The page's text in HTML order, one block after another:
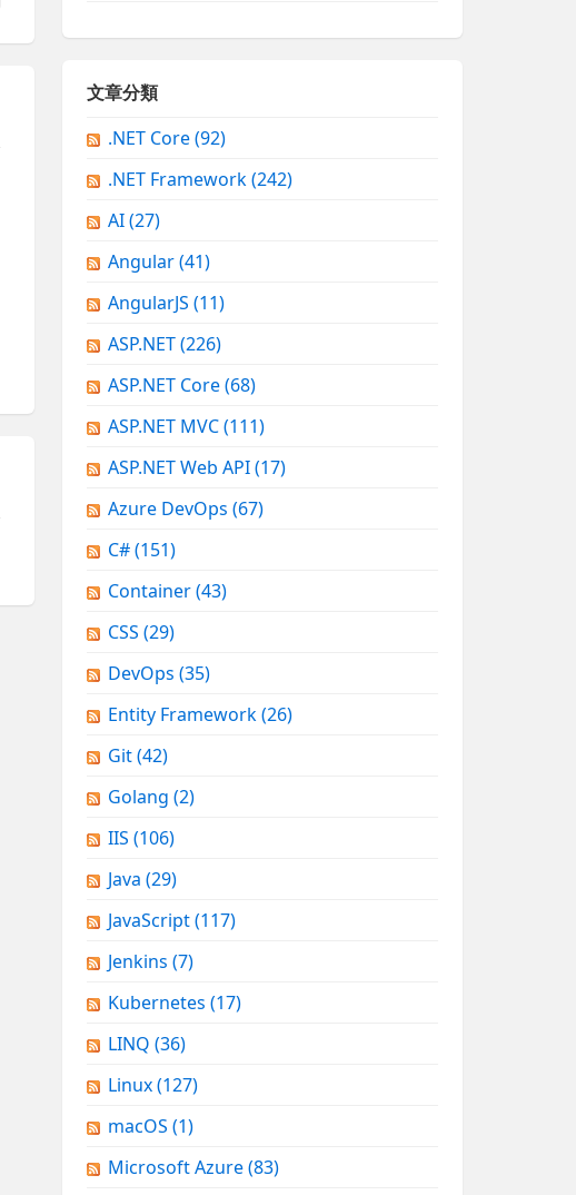
文章分類
.NET Core(92)
.NET Framework(242)
AI(27)
Angular(41)
AngularJS (11)
ASP.NET(226)
ASP.NET Core(68)
ASP.NET MVC(111)
ASP.NET Web API(17)
Azure DevOps (67)
C#(151)
Container(43)
CSS (29)
DevOps (35)
Entity Framework(26)
Git(42)
Golang (2)
IIS (106)
Java (29)
JavaScript(117)
Jenkins (7)
Kubernetes (17)
LINQ (36)
Linux(127)
macOS (1)
Microsoft Azure(83)